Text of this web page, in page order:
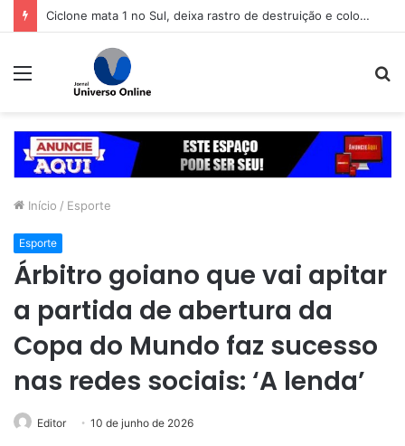
refeitura de Goiânia renova frota de veículos para ampliar eficiência dos serviços e reduzir custos com manutenção
Menu
Início / Esporte
Esporte
Árbitro goiano que vai apitar
a partida de abertura da
Copa do Mundo faz sucesso
nas redes sociais: ‘A lenda’
Editor 10 de junho de 2026